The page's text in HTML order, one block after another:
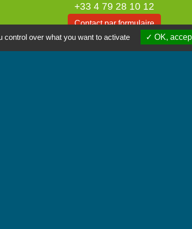
+33 4 79 28 10 12
Contact par formulaire
Accueil du public
over what you want to activate OK,